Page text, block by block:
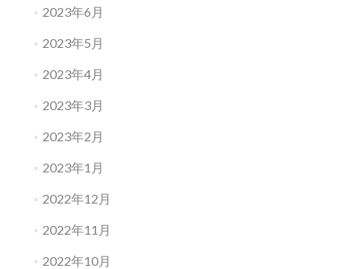
2023年6月
2023年5月
2023年4月
2023年3月
2023年2月
2023年1月
2022年12月
2022年11月
2022年10月